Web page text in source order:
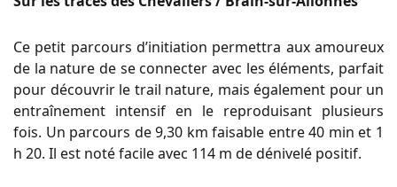
Ce petit parcours d’initiation permettra aux amoureux
de la nature de se connecter avec les éléments, parfait
pour découvrir le trail nature, mais également pour un
entraînement intensif en le reproduisant plusieurs
fois. Un parcours de 9,30 km faisable entre 40 min et 1
h 20. Il est noté facile avec 114 m de dénivelé positif.